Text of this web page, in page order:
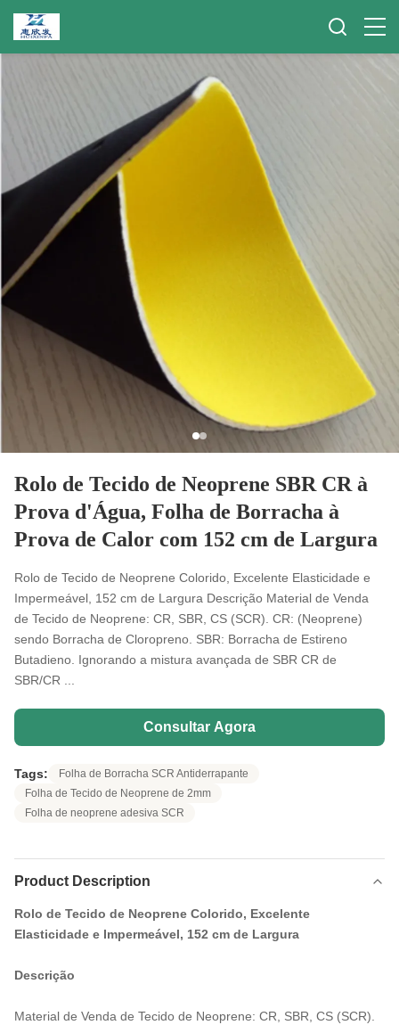
Rolo de Tecido de Neoprene SBR CR à
Prova d'Água, Folha de Borracha à
Prova de Calor com 152 cm de Largura
Rolo de Tecido de Neoprene Colorido, Excelente Elasticidade e
Impermeável, 152 cm de Largura Descrição Material de Venda
de Tecido de Neoprene: CR, SBR, CS (SCR). CR: (Neoprene)
sendo Borracha de Cloropreno. SBR: Borracha de Estireno
Butadieno. Ignorando a mistura avançada de SBR CR de
SBR/CR ...
Consultar Agora
Tags:
Folha de Borracha SCR Antiderrapante
Folha de Tecido de Neoprene de 2mm
Folha de neoprene adesiva SCR
Product Description
Rolo de Tecido de Neoprene Colorido, Excelente
Elasticidade e Impermeável, 152 cm de Largura
Descrição
Material de Venda de Tecido de Neoprene: CR, SBR, CS (SCR).